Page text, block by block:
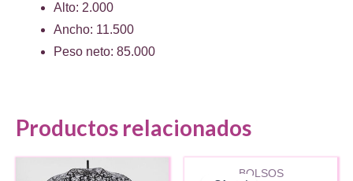
Alto: 2.000
Ancho: 11.500
Peso neto: 85.000
Productos relacionadosAGOTADO
BOLSOS